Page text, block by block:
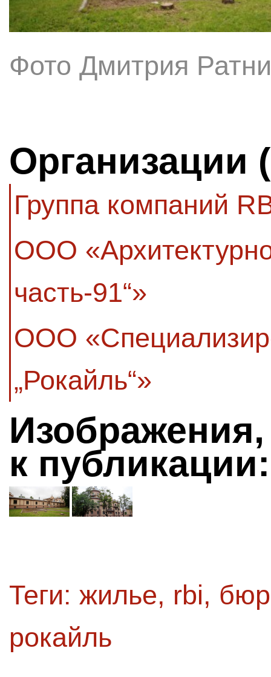
Фото Дмитрия
Организации
Группа компаний
ООО
часть-91“»
ООО
„Рокайль“»
к публикации:
Теги: жилье, rbi,
рокайль